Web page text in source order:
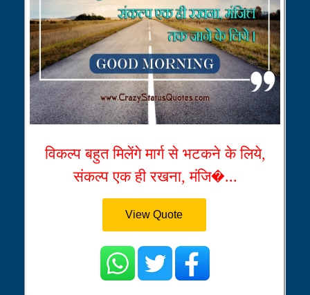
विकल्प बहुत मिलेंगे मार्ग से भटकने के लिये,
संकल्प एक ही रखना, मंजि�...
View Quote